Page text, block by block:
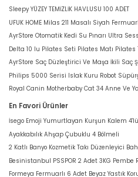
Sleepy YÜZEY TEMİZLİK HAVLUSU 100 ADET
UFUK HOME Milas 211 Masalı Siyah
AyrStore Otomatik Kedi Su Pınarı Ultra
Delta 10 lu Pilates Seti Pilates Matı
AyrStore Saç Düzleştirici Ve Maşa İkili Saç
Philips 5000 Serisi Islak Kuru Robot
Royal Canin Motherbaby Cat 34 Anne Ve
En Favori Ürünler
İsego Emoji Yumurtlayan Kurşun Kalem 4'lü
Ayakkabılık Ahşap Çubuklu 4 Bölmeli
2 Katlı Banyo Kozmetik Takı Düzenleyici
Besinistanbul PSSPOR 2 Adet 3KG Pembe
Formeya Fermuarlı 6 Adet Beyaz Yastık